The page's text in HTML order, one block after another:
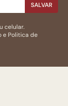
SALVAR
celular.
e Politica de